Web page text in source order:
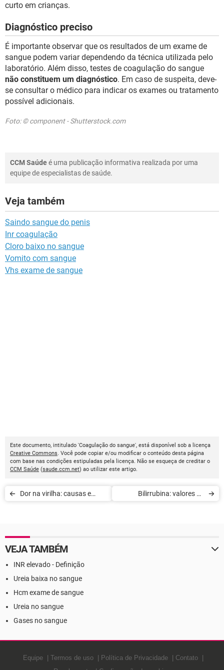
curto em crianças.
Diagnóstico preciso
É importante observar que os resultados de um exame de
sangue podem variar dependendo da técnica utilizada pelo
laboratório. Além disso, testes de coagulação do sangue
não constituem um diagnóstico. Em caso de suspeita, deve-
se consultar o médico para indicar os exames ou tratamento
possível adicionais.
Foto: © component - Shutterstock.com
CCM Saúdeé uma publicação informativa realizada por uma
equipe de especialistas de saúde.
Veja também
Saindo sangue do penis
Inr coagulação
Cloro baixo no sangue
Vomito com sangue
Vhs exame de sangue
Este documento, intitulado 'Coagulação do sangue', está disponível sob a licença
Creative Commons. Você pode copiar e/ou modificar o conteúdo desta página
com base nas condições estipuladas pela licença. Não se esqueça de creditar o
CCM Saúde (saude.ccm.net) ao utilizar este artigo.
Dor na virilha: causas e
Bilirrubina: valores de
VEJA TAMBÉM
INR elevado - Definição
Ureia baixa no sangue
Hcm exame de sangue
Ureia no sangue
Gases no sangue
Equipe Termos de uso Política de Privacidade
Contato